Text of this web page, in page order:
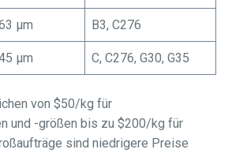
μm B3, C276
μm C, C276, G30, G35
von $50/kg für
und -größen bis zu $200/kg für
sind niedrigere Preise